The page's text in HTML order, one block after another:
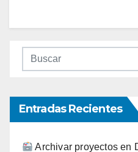
Entradas Recientes
Archivar proyectos en